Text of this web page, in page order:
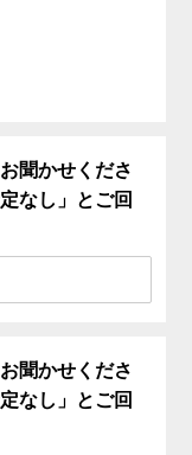
聞かせくださ
なし」とご回
聞かせくださ
なし」とご回